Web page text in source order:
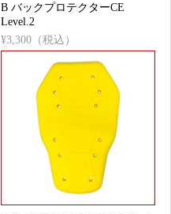
B バックプロテクターCE
Level.2
¥3,300（税込）